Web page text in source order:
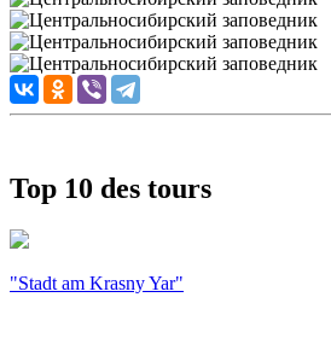
Top 10 des tours
"Stadt am Krasny Yar"